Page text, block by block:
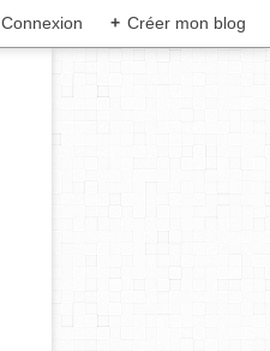
Connexion + Créer mon blog